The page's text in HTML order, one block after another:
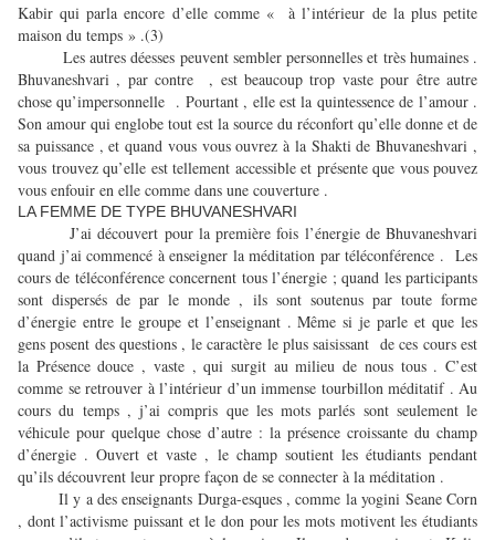
Kabir qui parla encore d’elle comme « à l’intérieur de la plus petite
maison du temps » .(3)
Les autres déesses peuvent sembler personnelles et très humaines .
Bhuvaneshvari , par contre , est beaucoup trop vaste pour être autre
chose qu’impersonnelle . Pourtant , elle est la quintessence de l’amour .
Son amour qui englobe tout est la source du réconfort qu’elle donne et de
sa puissance , et quand vous vous ouvrez à la Shakti de Bhuvaneshvari ,
vous trouvez qu’elle est tellement accessible et présente que vous pouvez
vous enfouir en elle comme dans une couverture .
LA FEMME DE TYPE BHUVANESHVARI
J’ai découvert pour la première fois l’énergie de Bhuvaneshvari
quand j’ai commencé à enseigner la méditation par téléconférence . Les
cours de téléconférence concernent tous l’énergie ; quand les participants
sont dispersés de par le monde , ils sont soutenus par toute forme
d’énergie entre le groupe et l’enseignant . Même si je parle et que les
gens posent des questions , le caractère le plus saisissant de ces cours est
la Présence douce , vaste , qui surgit au milieu de nous tous . C’est
comme se retrouver à l’intérieur d’un immense tourbillon méditatif . Au
cours du temps , j’ai compris que les mots parlés sont seulement le
véhicule pour quelque chose d’autre : la présence croissante du champ
d’énergie . Ouvert et vaste , le champ soutient les étudiants pendant
qu’ils découvrent leur propre façon de se connecter à la méditation .
Il y a des enseignants Durga-esques , comme la yogini Seane Corn
, dont l’activisme puissant et le don pour les mots motivent les étudiants